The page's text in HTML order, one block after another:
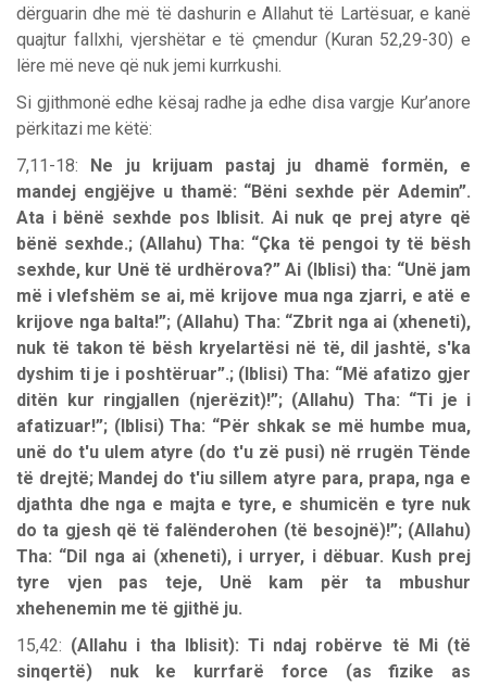
dërguarin dhe më të dashurin e Allahut të Lartësuar, e kanë
quajtur fallxhi, vjershëtar e të çmendur (Kuran 52,29-30) e
lëre më neve që nuk jemi kurrkushi.
Si gjithmonë edhe kësaj radhe ja edhe disa vargje Kur’anore
përkitazi me këtë:
7,11-18:
Ne ju krijuam pastaj ju dhamë formën, e
mandej engjëjve u thamë: “Bëni sexhde për Ademin”.
Ata i bënë sexhde pos Iblisit. Ai nuk qe prej atyre që
bënë sexhde.; (Allahu) Tha: “Çka të pengoi ty të bësh
sexhde, kur Unë të urdhërova?” Ai (Iblisi) tha: “Unë jam
më i vlefshëm se ai, më krijove mua nga zjarri, e atë e
krijove nga balta!”; (Allahu) Tha: “Zbrit nga ai (xheneti),
nuk të takon të bësh kryelartësi në të, dil jashtë, s'ka
dyshim ti je i poshtëruar”.; (Iblisi) Tha: “Më afatizo gjer
ditën kur ringjallen (njerëzit)!”; (Allahu) Tha: “Ti je i
afatizuar!”; (Iblisi) Tha: “Për shkak se më humbe mua,
unë do t'u ulem atyre (do t'u zë pusi) në rrugën Tënde
të drejtë; Mandej do t'iu sillem atyre para, prapa, nga e
djathta dhe nga e majta e tyre, e shumicën e tyre nuk
do ta gjesh që të falënderohen (të besojnë)!”; (Allahu)
Tha: “Dil nga ai (xheneti), i urryer, i dëbuar. Kush prej
tyre vjen pas teje, Unë kam për ta mbushur
xhehenemin me të gjithë ju.
15,42: (Allahu i tha Iblisit): Ti ndaj robërve të Mi (të
sinqertë) nuk ke kurrfarë force (as fizike as